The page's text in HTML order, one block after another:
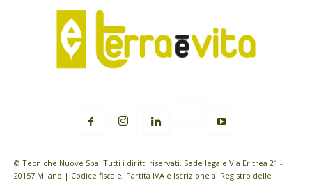
© Tecniche Nuove Spa. Tutti i diritti riservati. Sede legale Via Eritrea 21 -
20157 Milano | Codice fiscale, Partita IVA e Iscrizione al Registro delle